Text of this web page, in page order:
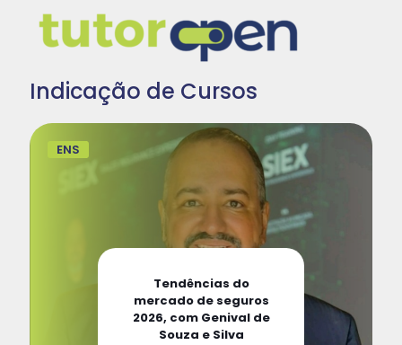
Indicação de Cursos
ENS
Tendências do
mercado de seguros
2026, com Genival de
Souza e Silva